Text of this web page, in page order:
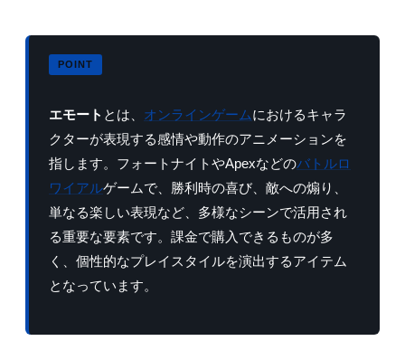
エモート とは、 オンラインゲームにおけるキャラ
クターが表現する感情や動作のアニメーションを
指します。フォートナイトやApexなどのバトルロ
ワイアルゲームで、勝利時の喜び、敵への煽り、
単なる楽しい表現など、多様なシーンで活用され
る重要な要素です。課金で購入できるものが多
く、個性的なプレイスタイルを演出するアイテム
となっています。